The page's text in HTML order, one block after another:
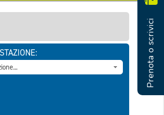
Prenota o scrivici